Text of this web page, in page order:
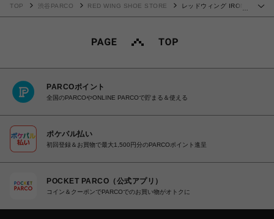
TOP 渋谷PARCO RED WING SHOE STORE
レッドウィング IRON
PARCOポイント
全国のPARCOやONLINE PARCOで貯まる＆使える
ポケパル払い
初回登録＆お買物で最大1,500円分のPARCOポイント進呈
POCKET PARCO（公式アプリ）
コイン＆クーポンでPARCOでのお買い物がオトクに